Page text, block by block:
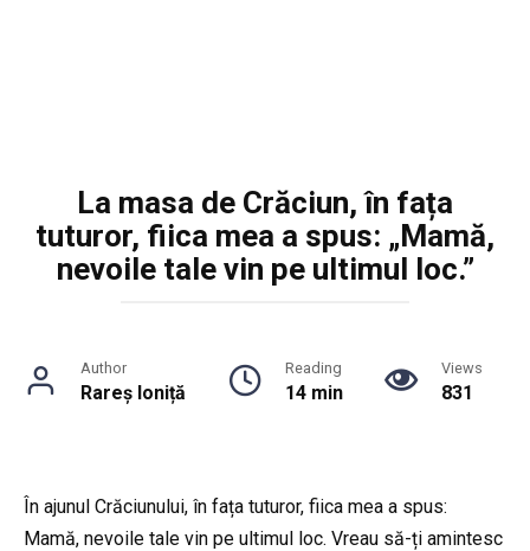
La masa de Crăciun, în fața
tuturor, fiica mea a spus: „Mamă,
nevoile tale vin pe ultimul loc.”
Author
Rareș Ioniță
Reading
14 min
Views
831
În ajunul Crăciunului, în fața tuturor, fiica mea a spus:
Mamă, nevoile tale vin pe ultimul loc. Vreau să-ți amintesc